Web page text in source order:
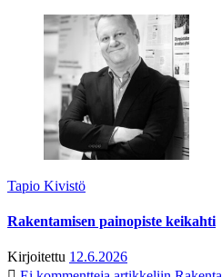
Tapio Kivistö
Rakentamisen painopiste keikahti
Kirjoitettu 12.6.2026